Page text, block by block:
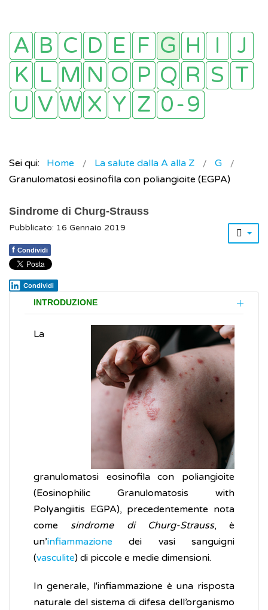
Sei qui: Home La salute dalla A alla Z
G
Granulomatosi eosinofila con poliangioite (EGPA)
Sindrome di Churg-Strauss
Pubblicato: 16 Gennaio 2019
f Condividi
Condividi
INTRODUZIONE
La
granulomatosi eosinofila con poliangioite
(Eosinophilic Granulomatosis with
Polyangiitis EGPA), precedentemente nota
come sindrome di Churg-Strauss, è
un’infiammazionedei vasi sanguigni
(vasculite) di piccole e medie dimensioni.
In generale, l'infiammazione è una risposta
naturale del sistema di difesa dell’organismo